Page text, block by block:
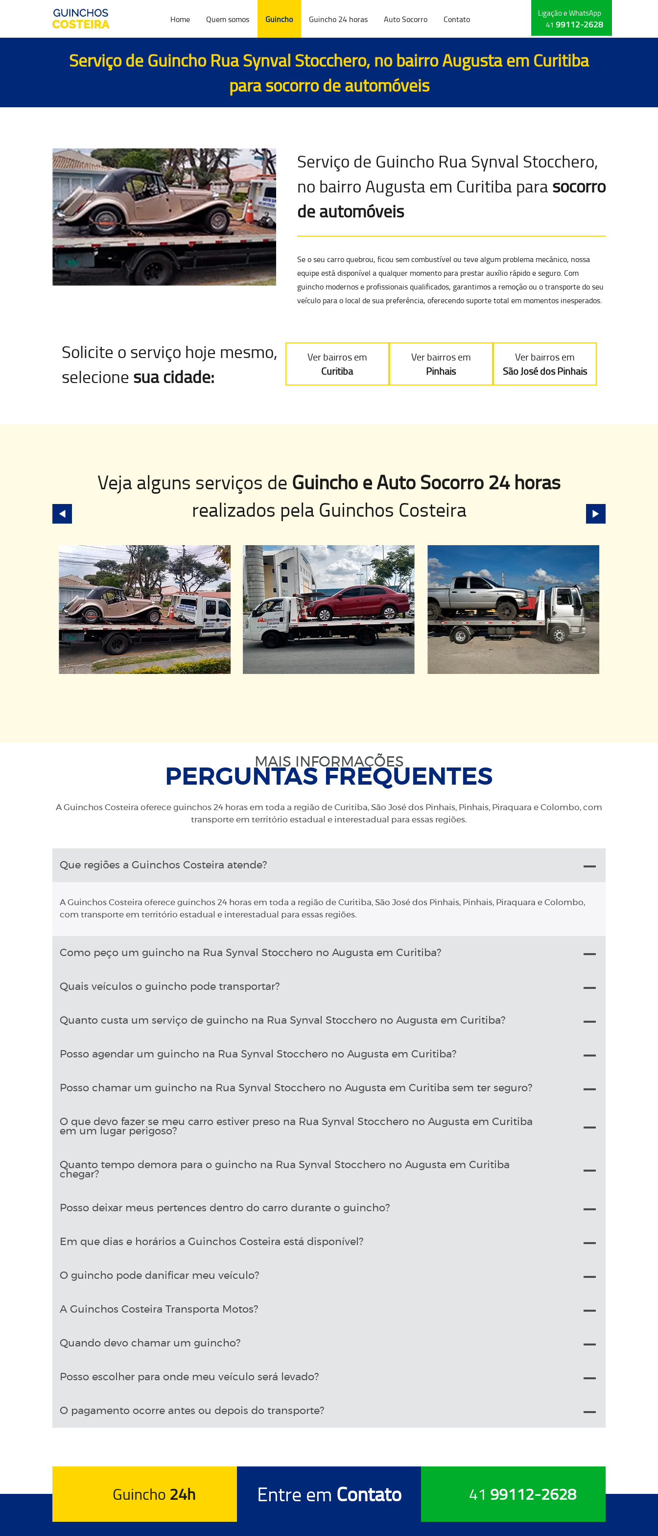
Home Quem somos Guincho Guincho 24 horas Auto Socorro Contato
Ligação e WhatsApp
41 99112-2628
Serviço de Guincho Rua Synval Stocchero, no bairro Augusta em Curitiba
parasocorro de automóveis
Serviço de Guincho Rua Synval Stocchero,
no bairro Augusta em Curitiba para socorro
de automóveis
Se o seu carro quebrou, ficou sem combustível ou teve algum problema mecânico, nossa
equipe está disponível a qualquer momento para prestar auxílio rápido e seguro. Com
guincho modernose profissionais qualificados, garantimos a remoção ou o transporte do seu
veículo para o local de sua preferência, oferecendo suporte total em momentos inesperados.
Solicite o serviço hoje mesmo,
selecione sua cidade:
Ver bairros em
Curitiba
Ver bairros em
Pinhais
Ver bairros em
São José dos Pinhais
Veja alguns serviços de Guincho e Auto Socorro 24 horas
realizados pelaGuinchos Costeira
MAIS INFORMAÇÕES
PERGUNTAS FREQUENTES
A Guinchos Costeira oferece guinchos 24 horas em toda a região de Curitiba, São José dos Pinhais, Pinhais, Piraquara e Colombo, com
transporte em território estadual e interestadual para essas regiões.
Que regiões a Guinchos Costeira atende?
A Guinchos Costeira oferece guinchos 24 horas em toda a região de Curitiba, São José dos Pinhais, Pinhais, Piraquara e Colombo,
com transporte em território estadual e interestadual para essas regiões.
Como peço um guincho na Rua Synval Stocchero no Augusta em Curitiba?
Quais veículos o guincho pode transportar?
Quanto custa um serviço de guincho na Rua Synval Stocchero no Augusta em Curitiba?
Posso agendar um guincho na Rua Synval Stocchero no Augusta em Curitiba?
Posso chamar um guincho na Rua Synval Stocchero no Augusta em Curitiba sem ter seguro?
O que devo fazer se meu carro estiver preso na Rua Synval Stocchero no Augusta em Curitiba
em um lugar perigoso?
Quanto tempo demora para o guincho na Rua Synval Stocchero no Augusta em Curitiba
chegar?
Posso deixar meus pertences dentro do carro durante o guincho?
Em que dias e horários a Guinchos Costeira está disponível?
O guincho pode danificar meu veículo?
A Guinchos Costeira Transporta Motos?
Quando devo chamar um guincho?
Posso escolher para onde meu veículo será levado?
O pagamento ocorre antes ou depois do transporte?
Guincho 24h Entre em Contato 41 99112-2628